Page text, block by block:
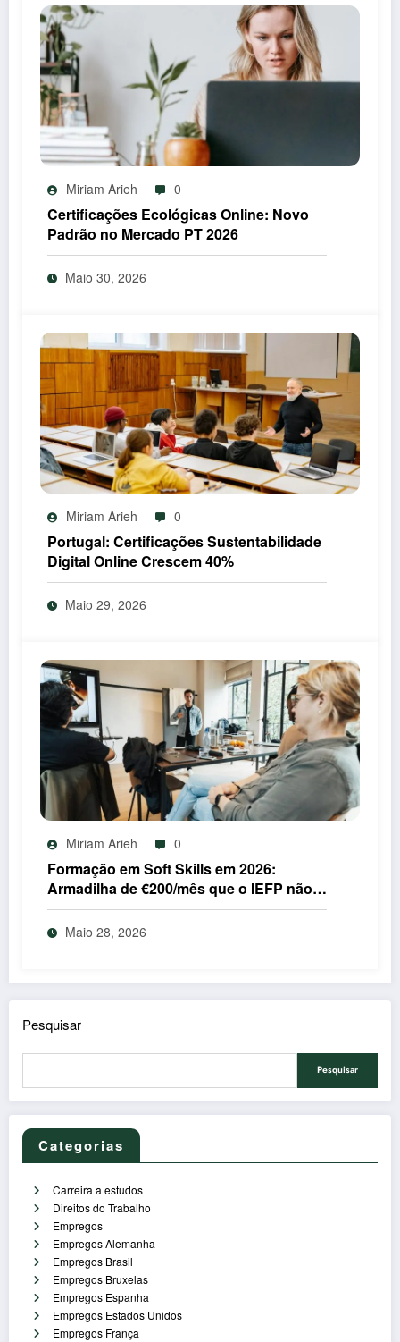
Miriam Arieh 0
Certificações Ecológicas Online: Novo
Padrão no Mercado PT 2026
Maio 30, 2026
Miriam Arieh 0
Portugal: Certificações Sustentabilidade
Digital Online Crescem 40%
Maio 29, 2026
Miriam Arieh 0
Formação em Soft Skills em 2026:
Armadilha de €200/mês que o IEFP não
revela
Maio 28, 2026
Pesquisar
Pesquisar
Categorias
Carreira a estudos
Direitos do Trabalho
Empregos
Empregos Alemanha
Empregos Brasil
Empregos Bruxelas
Empregos Espanha
Empregos Estados Unidos
Empregos França